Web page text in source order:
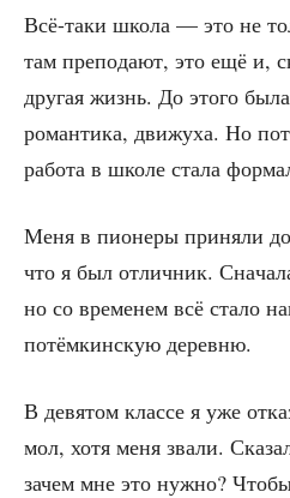
Всё-таки шко­ла — это не
там пре­по­да­ют, это ещё и,
дру­гая жизнь. До это­го
роман­ти­ка, дви­жу­ха. Но
рабо­та в шко­ле ста­ла
Меня в пио­не­ры при­ня­ли
что я был отлич­ник.
но со вре­ме­нем всё ста­ло
потём­кин­скую деревню.
В девя­том клас­се я уже
мол, хотя меня зва­ли.
зачем мне это нуж­но?